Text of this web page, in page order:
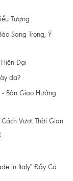
Tượng
Sang Trọng, Ý
Hiện Đại
da?
Bản Giao Hưởng
Vượt Thời Gian
in Italy" Đầy Cá